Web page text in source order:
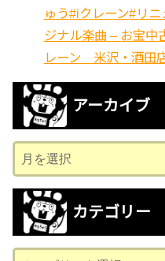
ゅう#iクレーン#リニ
ジナル楽曲 – お宝
レーン 米沢・酒田
アーカイブ
ー
カ
ブ
カテゴリー